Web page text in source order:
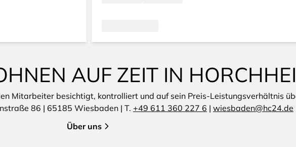
AUF ZEIT IN
Mitarbeiter besichtigt, kontrolliert und auf sein Preis-Leistungsverhältnis
86 | 65185 Wiesbaden | T. +49 611 360 227 6 | wiesbaden@hc24.de
Über uns